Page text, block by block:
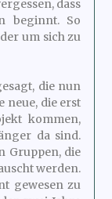
dass
beginnt. So
um sich zu
die nun
neue, die erst
kommen,
da sind.
Gruppen, die
werden.
gewesen zu